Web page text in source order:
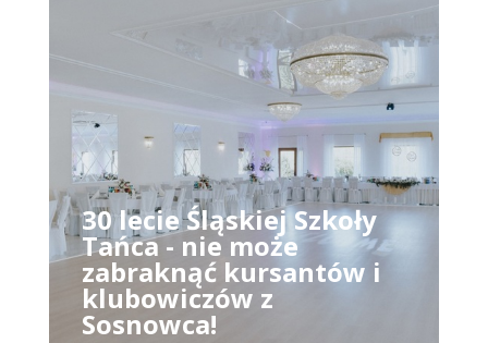
30 lecie Śląskiej Szkoły
Tańca - nie może
zabraknąć kursantów i
klubowiczów z
Sosnowca!